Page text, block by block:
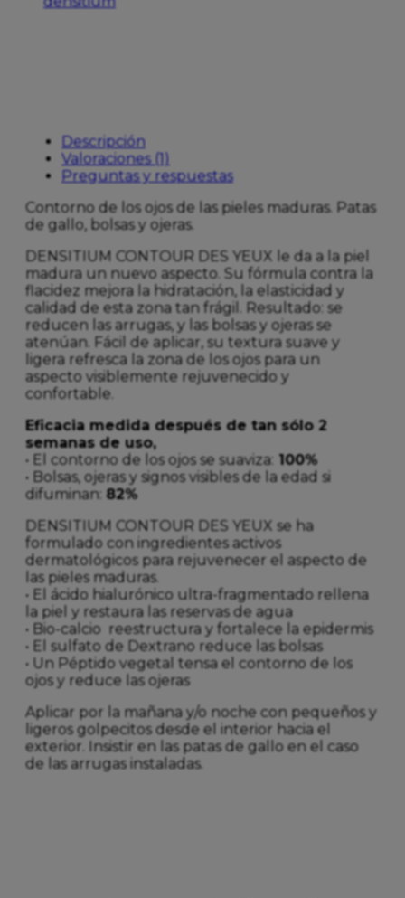
cantidad
Descripción
Valoraciones (1)
Preguntas y respuestas
Contorno de los ojos de las pieles maduras. Patas
de gallo, bolsas y ojeras.
DENSITIUM CONTOUR DES YEUX le da a la piel
madura un nuevo aspecto. Su fórmula contra la
flacidez mejora la hidratación, la elasticidad y
calidad de esta zona tan frágil. Resultado: se
reducen las arrugas, y las bolsas y ojeras se
atenúan. Fácil de aplicar, su textura suave y
ligera refresca la zona de los ojos para un
aspecto visiblemente rejuvenecido y
confortable.
Eficacia medida después de tan sólo 2
semanas de uso,
• El contorno de los ojos se suaviza: 100%
• Bolsas, ojeras y signos visibles de la edad si
difuminan: 82%
DENSITIUM CONTOUR DES YEUX se ha
formulado con ingredientes activos
dermatológicos para rejuvenecer el aspecto de
las pieles maduras.
• El ácido hialurónico ultra-fragmentado rellena
la piel y restaura las reservas de agua
• Bio-calcio reestructura y fortalece la epidermis
• El sulfato de Dextrano reduce las bolsas
• Un Péptido vegetal tensa el contorno de los
ojos y reduce las ojeras
Aplicar por la mañana y/o noche con pequeños y
ligeros golpecitos desde el interior hacia el
exterior. Insistir en las patas de gallo en el caso
de las arrugas instaladas.